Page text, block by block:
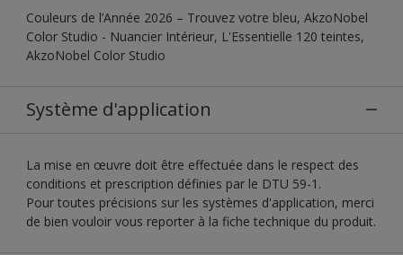
Couleurs de l’Année 2026 – Trouvez votre bleu, AkzoNobel
Color Studio - Nuancier Intérieur, L'Essentielle 120 teintes,
AkzoNobel Color Studio
Système d'application
La mise en œuvre doit être effectuée dans le respect des
conditions et prescription définies par le DTU 59-1.
Pour toutes précisions sur les systèmes d'application, merci
de bien vouloir vous reporter à la fiche technique du produit.